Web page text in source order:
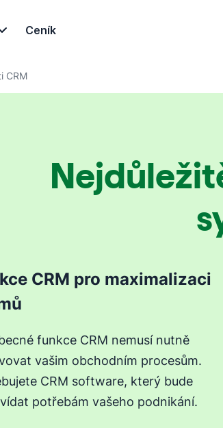
Ceník
CRM
CRM pro maximalizaci
funkce CRM nemusí nutně
vašim obchodním procesům.
CRM software, který bude
potřebám vašeho podnikání.